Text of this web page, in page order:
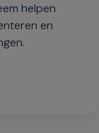
helpen
en